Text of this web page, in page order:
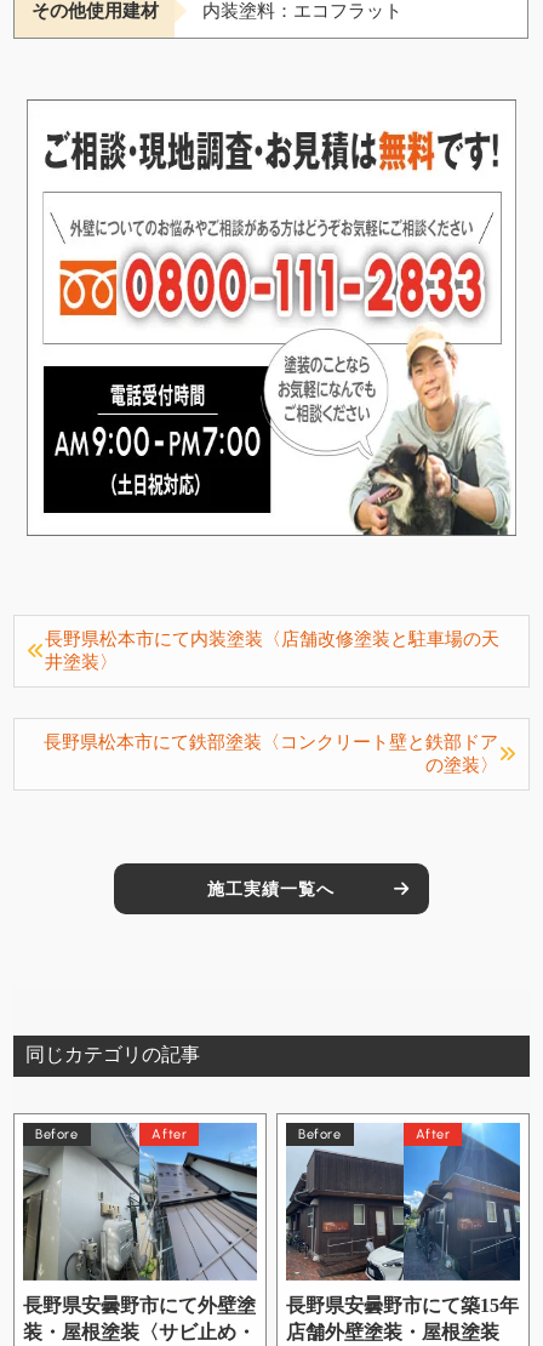
その他使用建材 内装塗料：エコフラット
長野県松本市にて内装塗装〈店舗改修塗装と駐車場の天
井塗装〉
長野県松本市にて鉄部塗装〈コンクリート壁と鉄部ドア
の塗装〉
施工実績一覧へ
同じカテゴリの記事
Before After
長野県安曇野市にて外壁塗
装・屋根塗装〈サビ止め・
Before After
長野県安曇野市にて築15年
店舗外壁塗装・屋根塗装